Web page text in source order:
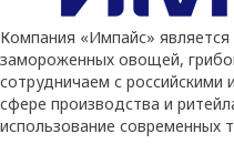
Компания «Импайс»
замороженных овощей,
сотрудничаем с
сфере производства и
использование современных